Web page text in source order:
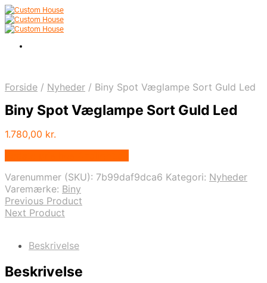
Forside / Nyheder / Biny Spot Væglampe Sort Guld Led
Biny Spot Væglampe Sort Guld Led
1.780,00 kr.
Varenummer (SKU): 7b99daf9dca6 Kategori: Nyheder
Varemærke: Biny
Previous Product
Next Product
Beskrivelse
Beskrivelse